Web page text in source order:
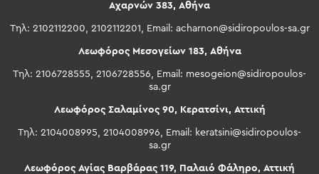
Αχαρνών 383, Αθήνα
Τηλ: 2102112200, 2102112201, Email: acharnon@sidiropoulos-sa.gr
Λεωφόρος Μεσογείων 183, Αθήνα
Τηλ: 2106728555, 2106728556, Email: mesogeion@sidiropoulos-
sa.gr
Λεωφόρος Σαλαμίνος 90, Κερατσίνι, Αττική
Τηλ: 2104008995, 2104008996, Email: keratsini@sidiropoulos-
sa.gr
Λεωφόρος Αγίας Βαρβάρας 119, Παλαιό Φάληρο, Αττική